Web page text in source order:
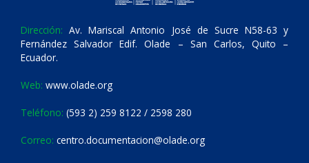
Dirección: Av. Mariscal Antonio José de Sucre N58-63 y
Fernández Salvador Edif. Olade – San Carlos, Quito –
Ecuador.
Web: www.olade.org
Teléfono: (593 2) 259 8122 / 2598 280
Correo: centro.documentacion@olade.org